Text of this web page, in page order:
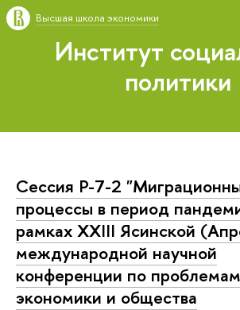
Высшая школа экономики
Институт
политики
Сессия P-7-2
процессы в период
рамках XXIII Ясинской
международной научной
конференции по
экономики и общества